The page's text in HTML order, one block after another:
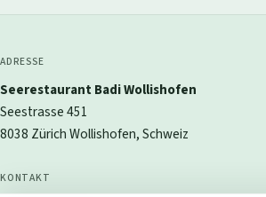
ADRESSE
Seerestaurant Badi Wollishofen
Seestrasse 451
8038 Zürich Wollishofen, Schweiz
KONTAKT